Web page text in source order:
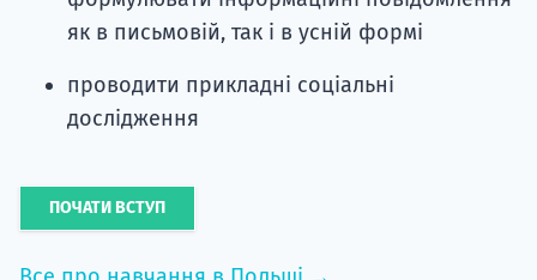
як в письмовій, так і в усній формі
проводити прикладні соціальні
дослідження
ПОЧАТИ ВСТУП